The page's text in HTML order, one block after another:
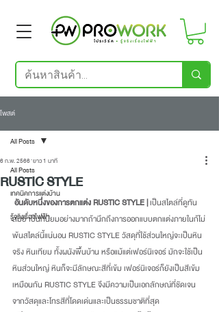
โพสต์
All Posts
เทคนิคการแต่งบ้าน
รู้จริงเรื่องไฟฟ้า
All Posts
RUSTIC STYLE
6 ก.พ. 2566 ยาว 1 นาที
อันดับหนึ่งของการตกแต่ง RUSTIC STYLE | เป็นสไตล์ที่ดูทัน
สมัย เป็นที่นิยมอย่างมากถ้านึกถึงการออกแบบตกแต่งภายในก้ไม่
พ้นสไตล์นี้แน่นอน RUSTIC STYLE วัสดุที่ใช้ส่วนใหญ่จะเป็นหิน
จริง หินเทียม ทั้งผนังพื้นบ้าน หรือแม้แต่เฟอร์นิเจอร์ มักจะใช้เป็น
หินส่วนใหญ่ หินก็จะมีลักษณะสีที่เข้ม เฟอร์นิเจอร์ก็ยังเป็นสีเข้ม
เหมือนกัน RUSTIC STYLE จึงมีความเป็นเอกลักษณ์ที่ชัดเจน
จากวัสดุและโทรสีที่โดดเด่นและเป็นธรรมชาติที่สุด